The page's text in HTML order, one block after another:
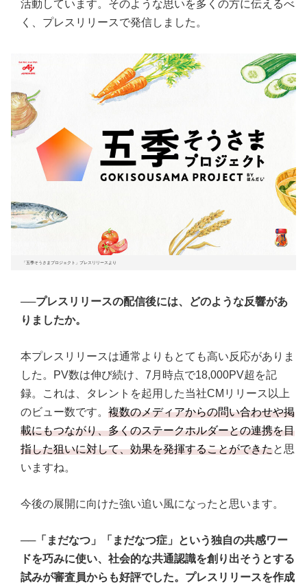
活動しています。そのような思いを多くの方に伝えるべ
く、プレスリリースで発信しました。
「五季そうさまプロジェクト」プレスリリースより
──プレスリリースの配信後には、どのような反響があ
りましたか。
本プレスリリースは通常よりもとても高い反応がありま
した。PV数は伸び続け、7月時点で18,000PV超を記
録。これは、タレントを起用した当社CMリリース以上
のビュー数です。 複数のメディアからの問い合わせや掲
載にもつながり、多くのステークホルダーとの連携を目
指した狙いに対して、効果を発揮することができたと思
いますね。
今後の展開に向けた強い追い風になったと思います。
──「まだなつ」「まだなつ症」という独自の共感ワー
ドを巧みに使い、社会的な共通認識を創り出そうとする
試みが審査員からも好評でした。プレスリリースを作成